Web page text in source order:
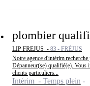
plombier
LIP FREJUS - 83 - FRÉJUS
Notre agence d'intérim
Dépanneur(se) qualifié(e). Vous
clients particuliers...
Intérim - Temps plein